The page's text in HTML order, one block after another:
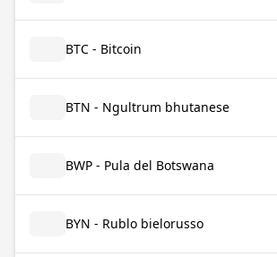
BTC - Bitcoin
BTN - Ngultrum bhutanese
BWP - Pula del Botswana
BYN - Rublo bielorusso